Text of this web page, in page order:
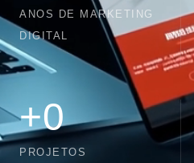
ANOS DE MARKETING
DIGITAL
+0
PROJETOS